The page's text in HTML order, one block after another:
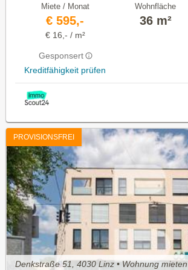
Miete / Monat
€ 595,-
€ 16,- / m²
Gesponsert
Kreditfähigkeit prüfen
Wohnfläche
36 m²
PROVISIONSFREI
Denkstraße 51, 4030 Linz • Wohnung mieten